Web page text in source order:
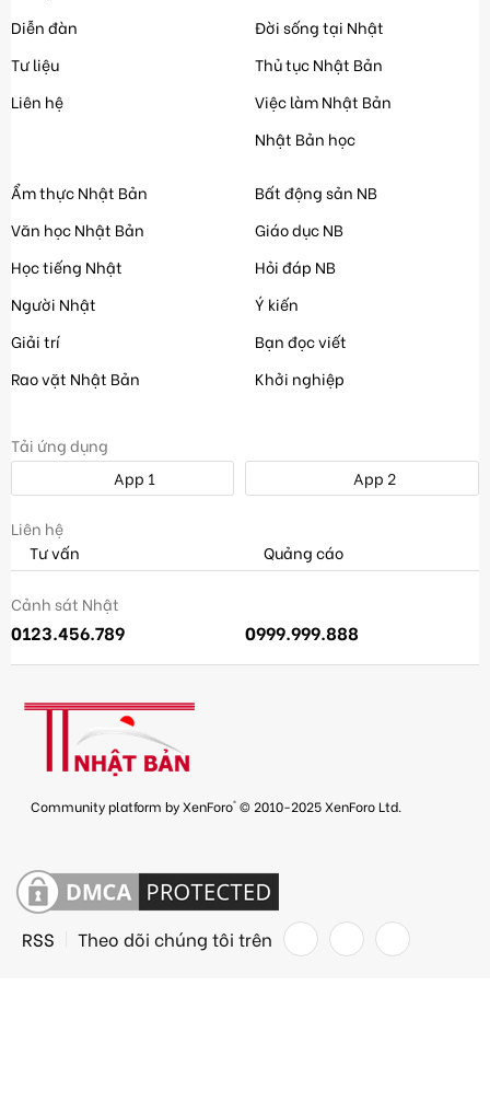
Diễn đàn
Tư liệu
Liên hệ
Đời sống tại Nhật
Thủ tục Nhật Bản
Việc làm Nhật Bản
Nhật Bản học
Ẩm thực Nhật Bản
Văn học Nhật Bản
Học tiếng Nhật
Người Nhật
Giải trí
Rao vặt Nhật Bản
Bất động sản NB
Giáo dục NB
Hỏi đáp NB
Ý kiến
Bạn đọc viết
Khởi nghiệp
Tải ứng dụng
App 1
App 2
Liên hệ
Tư vấn
Quảng cáo
Cảnh sát Nhật
0123.456.789 0999.999.888
Community platform by XenForo® © 2010-2025 XenForo Ltd.
RSS Theo dõi chúng tôi trên